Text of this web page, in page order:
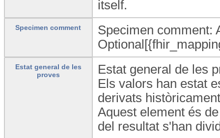
itself.
Specimen comment
Specimen comment:
Estat general de les
proves
Estat general de les
Els valors han estat
derivats
Aquest element és
del resultat s'han